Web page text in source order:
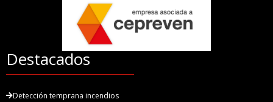
Destacados
Detección temprana incendios